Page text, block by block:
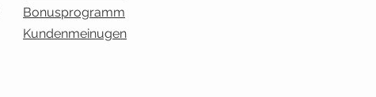
Bonusprogramm
Kundenmeinugen